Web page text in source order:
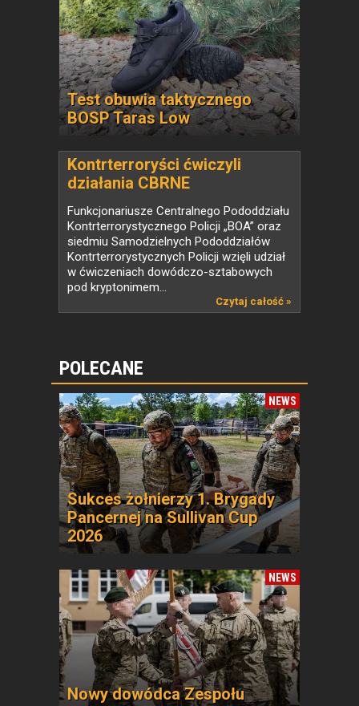
Test obuwia taktycznego
BOSP Taras Low
Kontrterroryści ćwiczyli
działania CBRNE
Funkcjonariusze Centralnego Pododdziału
Kontrterrorystycznego Policji „BOA” oraz
siedmiu Samodzielnych Pododdziałów
Kontrterrorystycznych Policji wzięli udział
w ćwiczeniach dowódczo-sztabowych
pod kryptonimem...
Czytaj całość »
POLECANE
NEWS
Sukces żołnierzy 1. Brygady
Pancernej na Sullivan Cup
2026
NEWS
Nowy dowódca Zespołu